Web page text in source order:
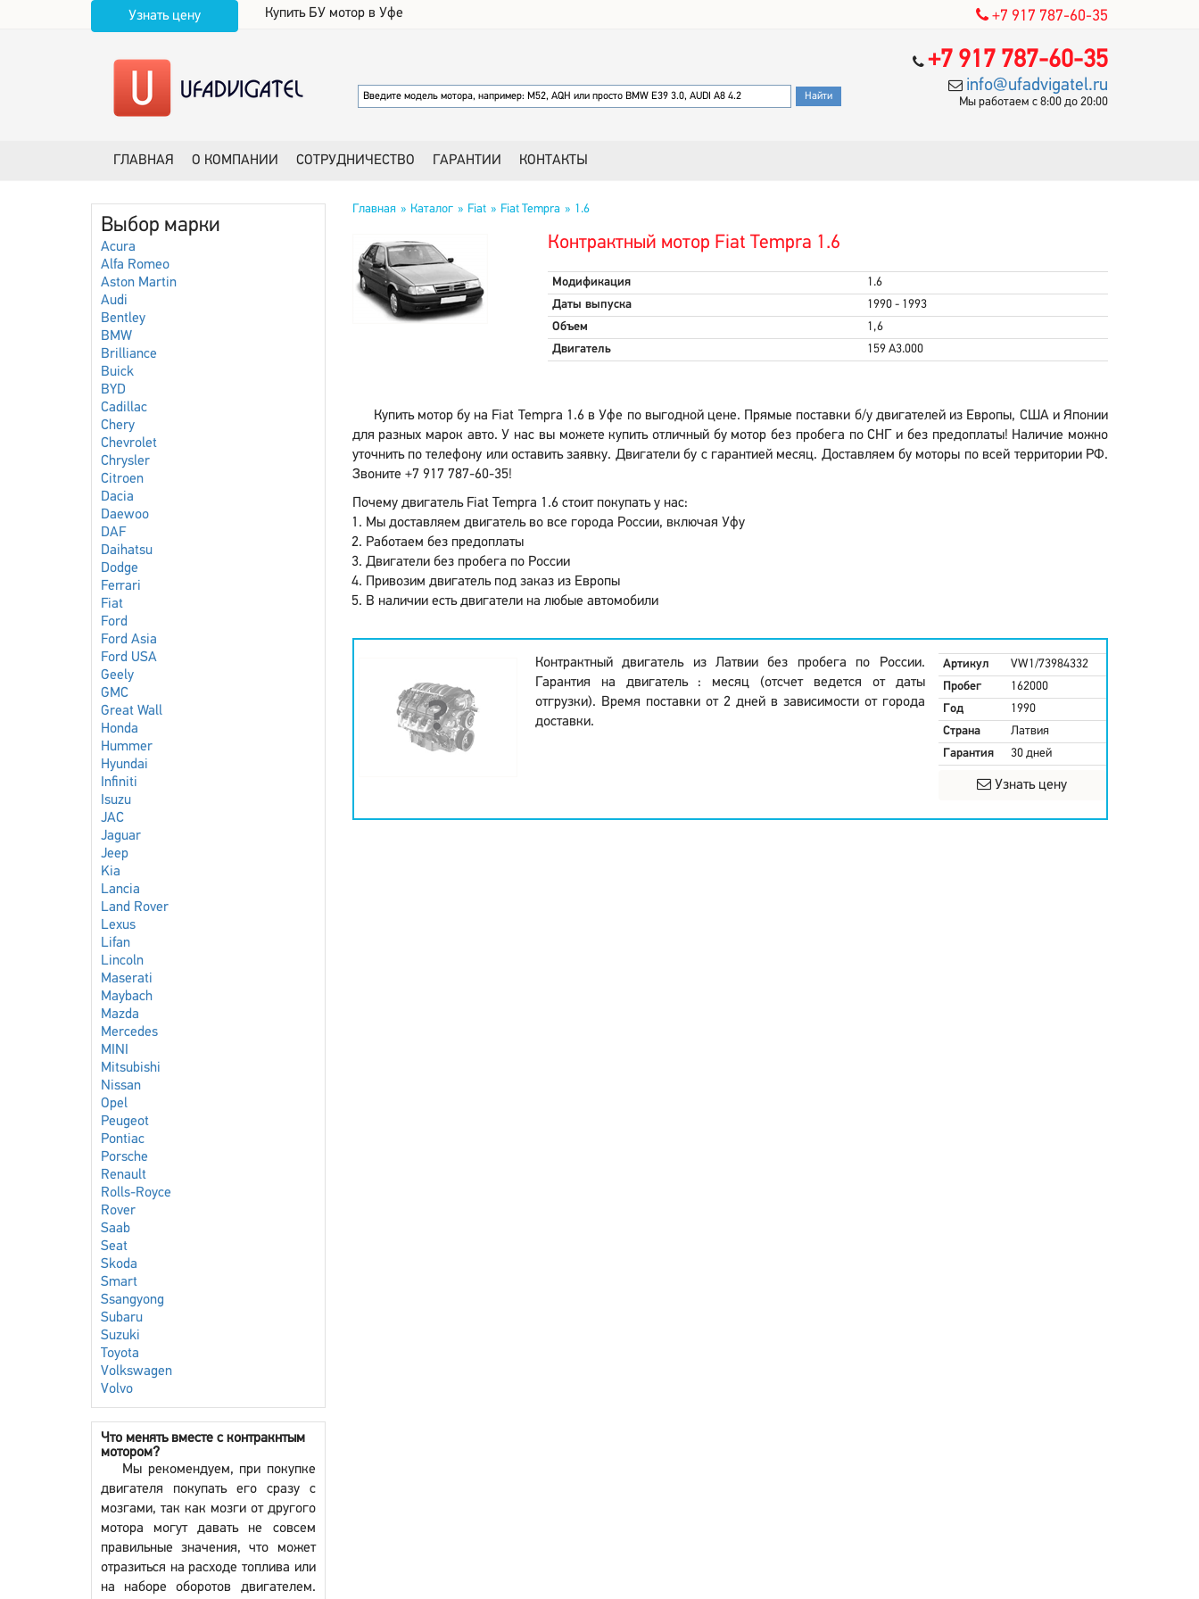
Узнать цену Купить БУ мотор в Уфе +7 917 787-60-35
+7 917 787-60-35
info@ufadvigatel.ru
Мы работаем с 8:00 до 20:00
ГЛАВНАЯ О КОМПАНИИ СОТРУДНИЧЕСТВО ГАРАНТИИ КОНТАКТЫ
Выбор марки
Acura
Alfa Romeo
Aston Martin
Audi
Bentley
BMW
Brilliance
Buick
BYD
Cadillac
Chery
Chevrolet
Chrysler
Citroen
Dacia
Daewoo
DAF
Daihatsu
Dodge
Ferrari
Fiat
Ford
Ford Asia
Ford USA
Geely
GMC
Great Wall
Honda
Hummer
Hyundai
Infiniti
Isuzu
JAC
Jaguar
Jeep
Kia
Lancia
Land Rover
Lexus
Lifan
Lincoln
Maserati
Maybach
Mazda
Mercedes
MINI
Mitsubishi
Nissan
Opel
Peugeot
Pontiac
Porsche
Renault
Rolls-Royce
Rover
Saab
Seat
Skoda
Smart
Ssangyong
Subaru
Suzuki
Toyota
Volkswagen
Volvo
Что менять вместе с контракнтым
мотором?
Мы рекомендуем, при покупке
двигателя покупать его сразу с
мозгами, так как мозги от другого
мотора могут давать не совсем
правильные значения, что может
отразиться на расходе топлива или
на наборе оборотов двигателем.
Главная Каталог Fiat Fiat Tempra 1.6
Контрактный мотор Fiat Tempra 1.6
Модификация
1.6
Даты выпуска
1990 - 1993
Объем
1,6
Двигатель
159 A3.000
Купить мотор бу на Fiat Tempra 1.6 в Уфе по выгодной цене. Прямые поставки б/у двигателей из Европы, США и Японии
для разных марок авто. У нас вы можете купить отличный бу мотор без пробега по СНГ и без предоплаты! Наличие можно
уточнить по телефону или оставить заявку. Двигатели бу с гарантией месяц. Доставляем бу моторы по всей территории РФ.
Звоните +7 917 787-60-35!
Почему двигатель Fiat Tempra 1.6 стоит покупать у нас:
Мы доставляем двигатель во все города России, включая Уфу
Работаем без предоплаты
Двигатели без пробега по России
Привозим двигатель под заказ из Европы
В наличии есть двигатели на любые автомобили
Контрактный двигатель из Латвии без пробега по России.
Гарантия на двигатель : месяц (отсчет ведется от даты
отгрузки). Время поставки от 2 дней в зависимости от города
доставки.
Артикул
VW1/73984332
Пробег
162000
Год
1990
Страна
Латвия
Гарантия
30 дней
Узнать цену